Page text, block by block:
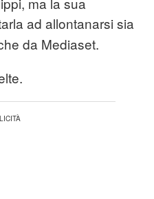
ad allontanarsi sia
da Mediaset.